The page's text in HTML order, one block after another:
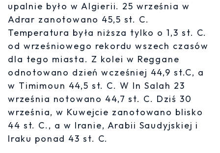
upalnie było w Algierii. 25 września w
Adrar zanotowano 45,5 st. C.
Temperatura była niższa tylko o 1,3 st. C.
od wrześniowego rekordu wszech czasów
dla tego miasta. Z kolei w Reggane
odnotowano dzień wcześniej 44,9 st.C, a
w Timimoun 44,5 st. C. W In Salah 23
września notowano 44,7 st. C. Dziś 30
września, w Kuwejcie zanotowano blisko
44 st. C., a w Iranie, Arabii Saudyjskiej i
Iraku ponad 43 st. C.